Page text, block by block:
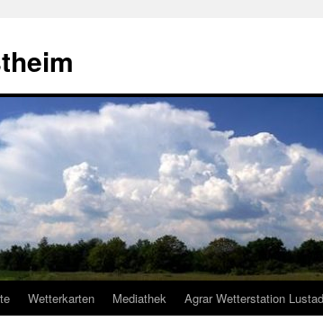
Wetterkarten Mediathek Agrar Wetterstation